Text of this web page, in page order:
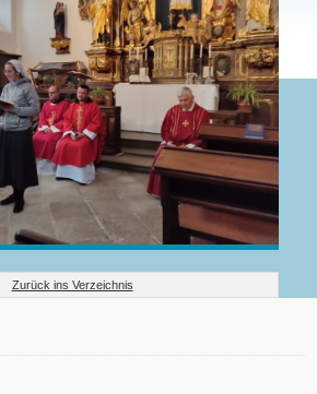
Zurück ins Verzeichnis